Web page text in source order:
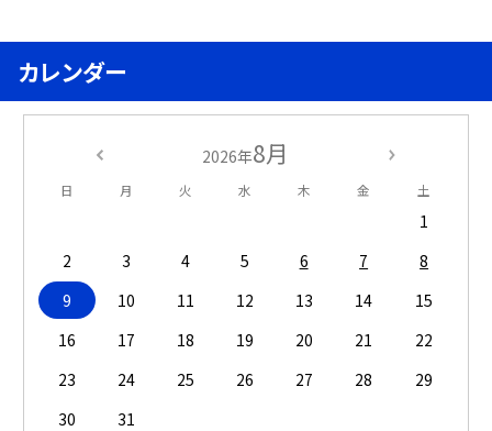
カレンダー
2026年8月
日 月 火 水 木 金 土
1
2
3 4 5 6 7
8
9
10 11 12 13 14
15
16
17 18 19 20 21
22
23
24 25 26 27 28
29
30
31